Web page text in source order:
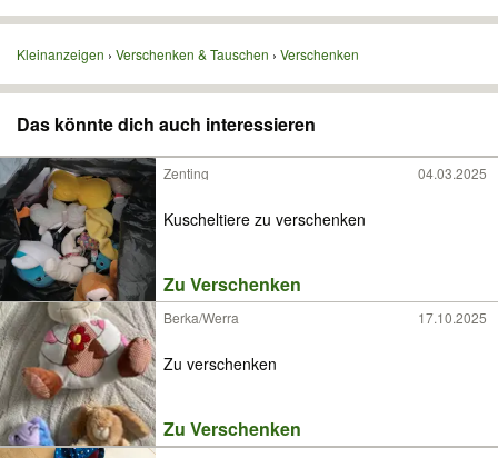
Kleinanzeigen Verschenken & Tauschen Verschenken
Das könnte dich auch interessieren
Zenting 04.03.2025
Kuscheltiere zu verschenken
Zu Verschenken
Berka/Werra 17.10.2025
Zu verschenken
Zu Verschenken